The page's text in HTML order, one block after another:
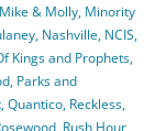
Mike & Molly, Minority
, Nashville, NCIS,
Kings and Prophets,
, Parks and
,Quantico, Reckless,